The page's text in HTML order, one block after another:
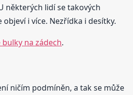
některých lidí se takových
i více. Nezřídka i desítky.
na zádech.
ničím podmíněn, a tak se může